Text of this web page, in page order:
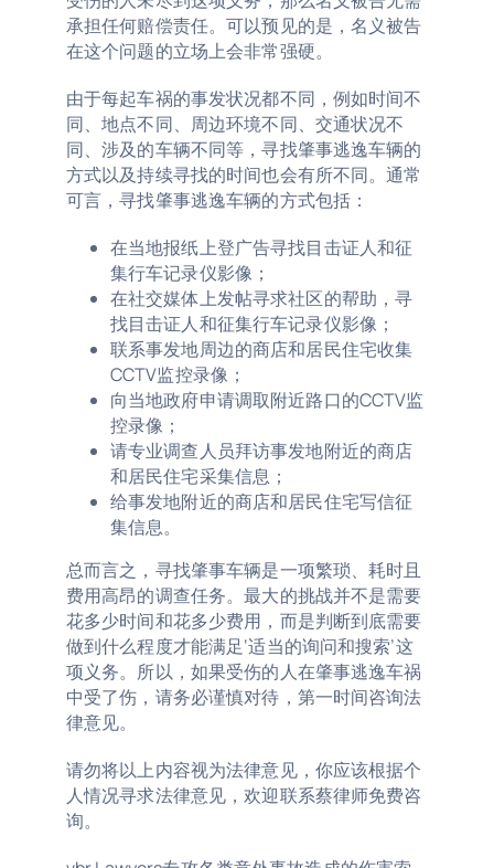
承担任何赔偿责任。可以预见的是，名义被告
在这个问题的立场上会非常强硬。
由于每起车祸的事发状况都不同，例如时间不
同、地点不同、周边环境不同、交通状况不
同、涉及的车辆不同等，寻找肇事逃逸车辆的
方式以及持续寻找的时间也会有所不同。通常
可言，寻找肇事逃逸车辆的方式包括：
在当地报纸上登广告寻找目击证人和征
集行车记录仪影像；
在社交媒体上发帖寻求社区的帮助，寻
找目击证人和征集行车记录仪影像；
联系事发地周边的商店和居民住宅收集
CCTV监控录像；
向当地政府申请调取附近路口的CCTV监
控录像；
请专业调查人员拜访事发地附近的商店
和居民住宅采集信息；
给事发地附近的商店和居民住宅写信征
集信息。
总而言之，寻找肇事车辆是一项繁琐、耗时且
费用高昂的调查任务。最大的挑战并不是需要
花多少时间和花多少费用，而是判断到底需要
做到什么程度才能满足‘适当的询问和搜索’这
项义务。所以，如果受伤的人在肇事逃逸车祸
中受了伤，请务必谨慎对待，第一时间咨询法
律意见。
请勿将以上内容视为法律意见，你应该根据个
人情况寻求法律意见，欢迎联系蔡律师免费咨
询。